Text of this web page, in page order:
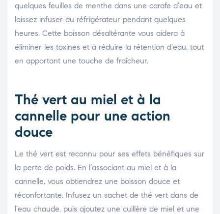
quelques feuilles de menthe dans une carafe d’eau et
laissez infuser au réfrigérateur pendant quelques
heures. Cette boisson désaltérante vous aidera à
éliminer les toxines et à réduire la rétention d’eau, tout
en apportant une touche de fraîcheur.
Thé vert au miel et à la
cannelle pour une action
douce
Le thé vert est reconnu pour ses effets bénéfiques sur
la perte de poids. En l’associant au miel et à la
cannelle, vous obtiendrez une boisson douce et
réconfortante. Infusez un sachet de thé vert dans de
l’eau chaude, puis ajoutez une cuillère de miel et une